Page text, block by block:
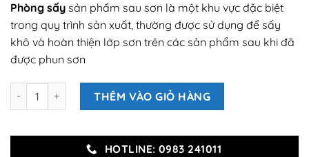
Phòng sấy sản phẩm sau sơn là một khu vực đặc biệt
trong quy trình sản xuất, thường được sử dụng để sấy
khô và hoàn thiện lớp sơn trên các sản phẩm sau khi đã
được phun sơn
PHÒNG SẤY SƠN số lượngTHÊM VÀO GIỎ HÀNG
HOTLINE: 0983 241011